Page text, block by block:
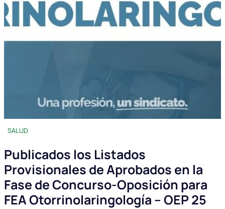
SALUD
Publicados los Listados
Provisionales de Aprobados en la
Fase de Concurso-Oposición para
FEA Otorrinolaringología – OEP 25